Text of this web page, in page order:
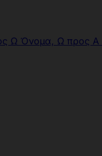
Ω Όνομα, Ω προς Α